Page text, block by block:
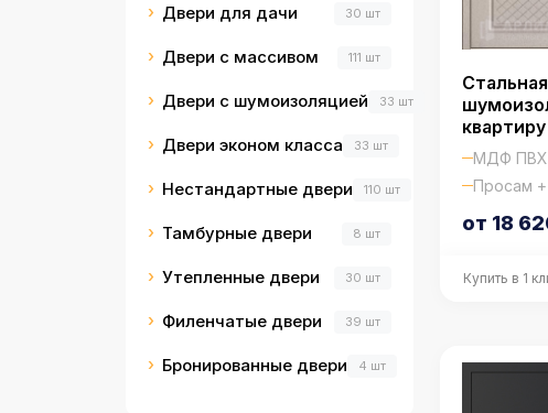
Двери для дачи 30 шт
Двери с массивом 111 шт
Двери с шумоизоляцией 33 шт
Двери эконом класса 33 шт
Нестандартные двери 110 шт
Тамбурные двери 8 шт
Утепленные двери 30 шт
Филенчатые двери 39 шт
Бронированные двери 4 шт
МДФ
Просам
от 18
Купить в 1